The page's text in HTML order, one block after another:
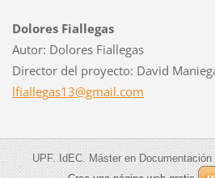
Dolores Fiallegas
Autor: Dolores Fiallegas
Director del proyecto: David
lfiallegas13@gmail.com
UPF. IdEC. Máster en